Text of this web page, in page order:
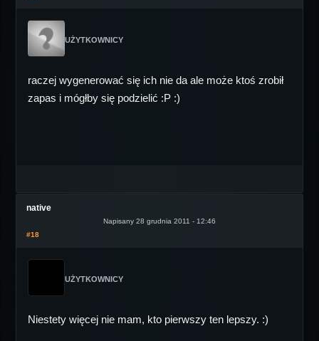
UŻYTKOWNICY
raczej wygenerować się ich nie da ale może ktoś zrobił
zapas i mógłby się podzielić :P :)
native
Napisany 28 grudnia 2011 - 12:46
#18
UŻYTKOWNICY
Niestety więcej nie mam, kto pierwszy ten lepszy. :)